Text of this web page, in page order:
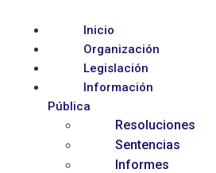
Inicio
Organización
Legislación
Información
Pública
Resoluciones
Sentencias
Informes